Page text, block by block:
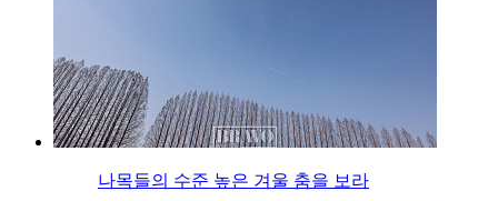
나목들의 수준 높은 겨울 춤을 보라